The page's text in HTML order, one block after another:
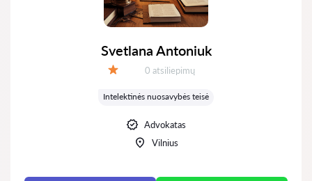
Svetlana Antoniuk
Atsiliepimų:
0 atsiliepimų
Intelektinės nuosavybės teisė
Advokatas
Vilnius